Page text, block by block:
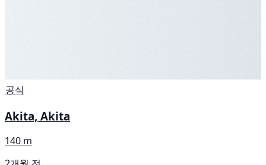
공식
Akita, Akita
140 m